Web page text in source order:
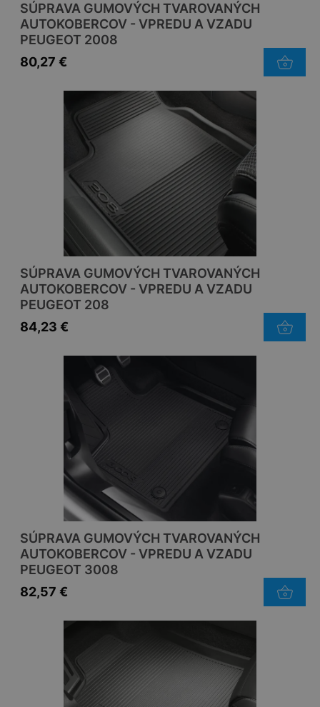
SÚPRAVA GUMOVÝCH TVAROVANÝCH
AUTOKOBERCOV - VPREDU A VZADU
PEUGEOT 2008
80,27 €
SÚPRAVA GUMOVÝCH TVAROVANÝCH
AUTOKOBERCOV - VPREDU A VZADU
PEUGEOT 208
84,23 €
SÚPRAVA GUMOVÝCH TVAROVANÝCH
AUTOKOBERCOV - VPREDU A VZADU
PEUGEOT 3008
82,57 €